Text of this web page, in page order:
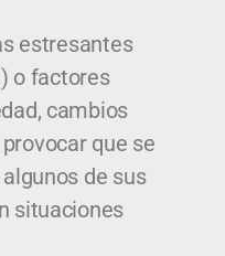
estresantes
o factores
cambios
que se
de sus
situaciones